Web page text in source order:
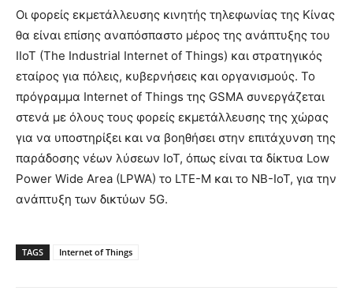
Οι φορείς εκμετάλλευσης κινητής τηλεφωνίας της Κίνας
θα είναι επίσης αναπόσπαστο μέρος της ανάπτυξης του
IIoT (The Industrial Internet of Things) και στρατηγικός
εταίρος για πόλεις, κυβερνήσεις και οργανισμούς. Το
πρόγραμμα Internet of Things της GSMA συνεργάζεται
στενά με όλους τους φορείς εκμετάλλευσης της χώρας
για να υποστηρίξει και να βοηθήσει στην επιτάχυνση της
παράδοσης νέων λύσεων IoT, όπως είναι τα δίκτυα Low
Power Wide Area (LPWA) το LTE-M και το NB-IoT, για την
ανάπτυξη των δικτύων 5G.
TAGS Internet of Things